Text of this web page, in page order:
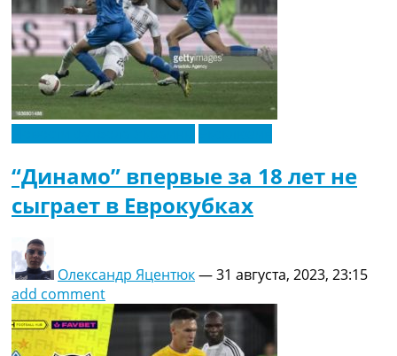
“Динамо” впервые за 18 лет не
сыграет в Еврокубках
Олександр Яцентюк—31 августа, 2023, 23:15
add comment